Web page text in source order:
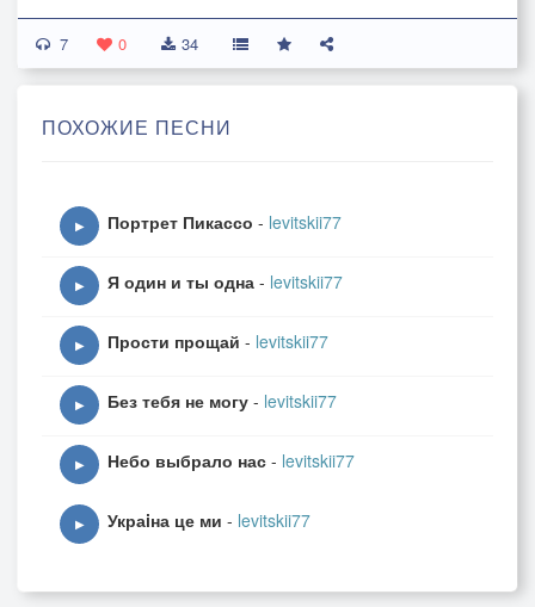
7 0 34
ПОХОЖИЕ ПЕСНИ
▶ Портрет Пикассо - levitskii77
▶ Я один и ты одна - levitskii77
▶ Прости прощай - levitskii77
▶ Без тебя не могу - levitskii77
▶ Небо выбрало нас - levitskii77
▶ Украiна це ми - levitskii77